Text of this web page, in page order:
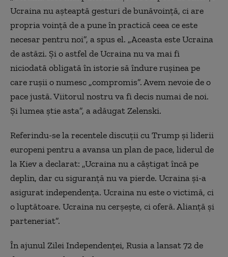
Ucraina nu aşteaptă gesturi de bunăvoinţă, ci are
propria voinţă de a pune în practică ceea ce este
necesar pentru noi”, a spus el. „Aceasta este Ucraina
de astăzi. Şi o astfel de Ucraina nu va mai fi
niciodată obligată în istorie să îndure ruşinea pe
care ruşii o numesc „compromis”. Avem nevoie de o
pace justă. Viitorul nostru va fi decis numai de noi.
Şi lumea ştie asta”, a adăugat Zelenski.
Referindu-se la recentele discuţii cu Trump şi liderii
europeni pentru a avansa un plan de pace, liderul de
la Kiev a declarat: „Ucraina nu a câştigat încă pe
deplin, dar cu siguranţă nu va pierde. Ucraina şi-a
asigurat independenţa. Ucraina nu este o victimă, ci
o luptătoare. Ucraina nu cerşeşte, ci oferă. Alianţă şi
parteneriat”.
În ajunul Zilei Independenţei, Rusia a lansat 72 de